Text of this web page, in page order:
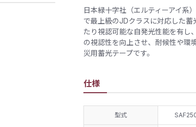
日本緑十字社（エルティーアイ系
で最上級のJDクラスに対応した蓄
たり視認可能な自発光性能を有し
の視認性を向上させ、耐候性や環
災用蓄光テープです。
仕様
型式